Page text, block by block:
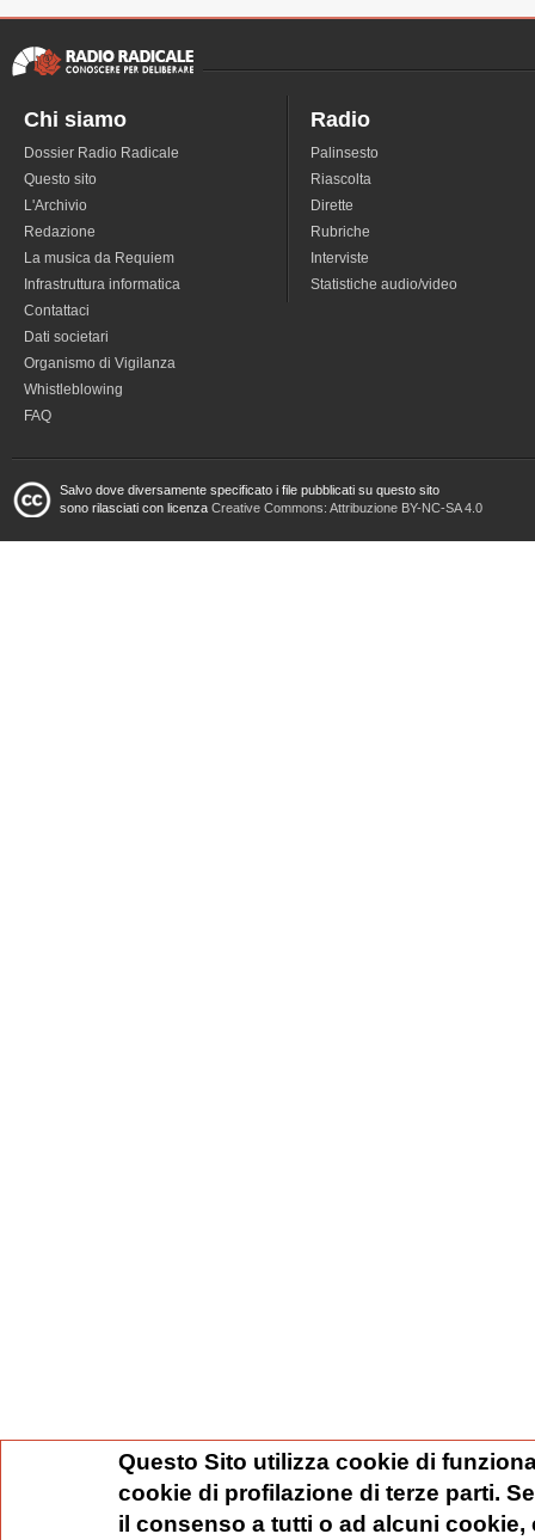
Chi siamo
Dossier Radio Radicale
Questo sito
L'Archivio
Redazione
La musica da Requiem
Infrastruttura informatica
Contattaci
Dati societari
Organismo di Vigilanza
Whistleblowing
FAQ
Radio
Palinsesto
Riascolta
Dirette
Rubriche
Interviste
Statistiche audio/video
Salvo dove diversamente specificato i file pubblicati su questo sito
sono rilasciati con licenza Creative Commons: Attribuzione BY-NC-SA 4.0
Questo Sito utilizza cookie di
cookie di profilazione di terze parti.
il consenso a tutti o ad alcuni